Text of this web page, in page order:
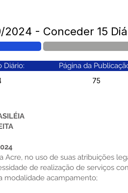
2024 - Conceder 15
Diário: Página da
75
Acre, no uso de suas atribuições
de realização de serviços
modalidade acampamento;